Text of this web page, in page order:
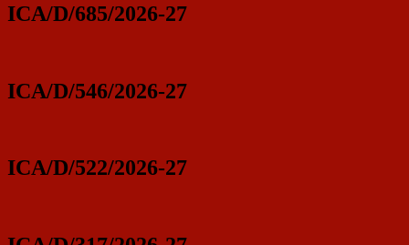
ICA/D/685/2026-27
ICA/D/546/2026-27
ICA/D/522/2026-27